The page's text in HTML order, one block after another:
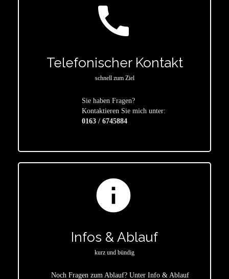
call
Telefonischer Kontakt
schnell zum Ziel
Sie haben Fragen?
Kontaktieren Sie mich unter:
0163 / 6745884
info
Infos & Ablauf
kurz und bündig
Noch Fragen zum Ablauf? Unter Info & Ablauf